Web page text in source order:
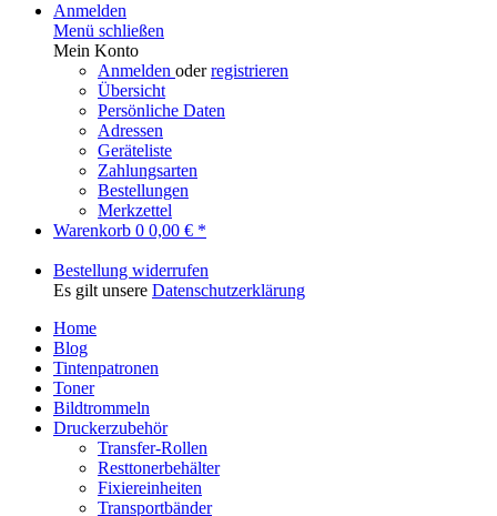
Anmelden
Menü schließen
Mein Konto
Anmelden oderregistrieren
Übersicht
Persönliche Daten
Adressen
Geräteliste
Zahlungsarten
Bestellungen
Merkzettel
Warenkorb 0 0,00 € *
Bestellung widerrufen
Es gilt unsere Datenschutzerklärung
Home
Blog
Tintenpatronen
Toner
Bildtrommeln
Druckerzubehör
Transfer-Rollen
Resttonerbehälter
Fixiereinheiten
Transportbänder